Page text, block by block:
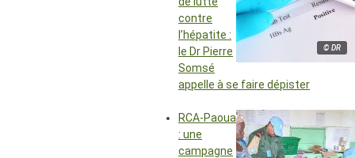
© DR
contre
l’hépatite :
le Dr Pierre
Somsé
appelle à se faire dépister
RCA-Paoua
: une
campagne